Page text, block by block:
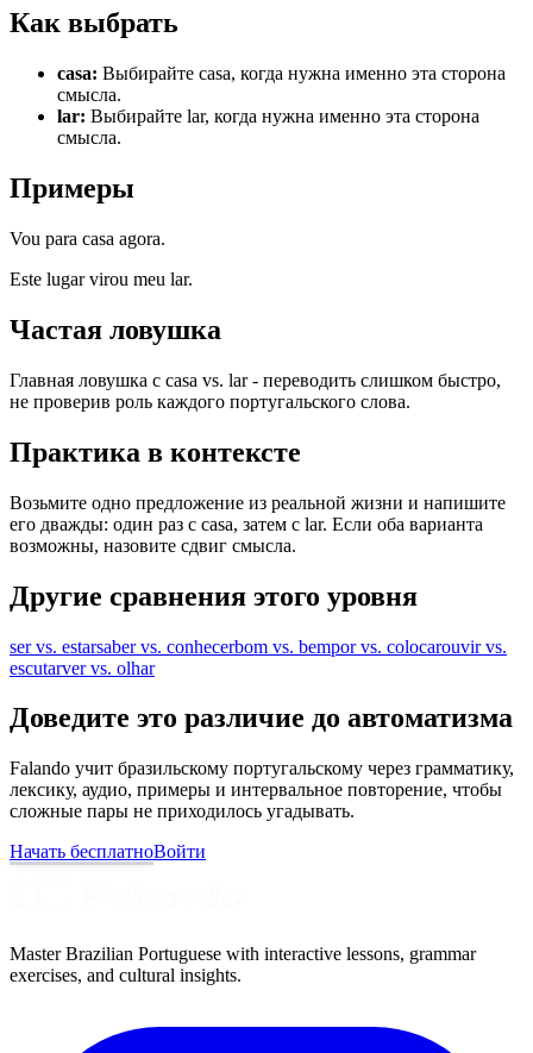
Как выбрать
casa: Выбирайте casa, когда нужна именно эта сторона
смысла.
lar: Выбирайте lar, когда нужна именно эта сторона
смысла.
Примеры
Vou para casa agora.
Este lugar virou meu lar.
Частая ловушка
Главная ловушка с casa vs. lar - переводить слишком быстро,
не проверив роль каждого португальского слова.
Практика в контексте
Возьмите одно предложение из реальной жизни и напишите
его дважды: один раз с casa, затем с lar. Если оба варианта
возможны, назовите сдвиг смысла.
Другие сравнения этого уровня
ser vs. estarsaber vs. conhecerbom vs. bempor vs. colocarouvir vs.
escutarver vs. olhar
Доведите это различие до автоматизма
Falando учит бразильскому португальскому через грамматику,
лексику, аудио, примеры и интервальное повторение, чтобы
сложные пары не приходилось угадывать.
Начать бесплатноВойти
Master Brazilian Portuguese with interactive lessons, grammar
exercises, and cultural insights.